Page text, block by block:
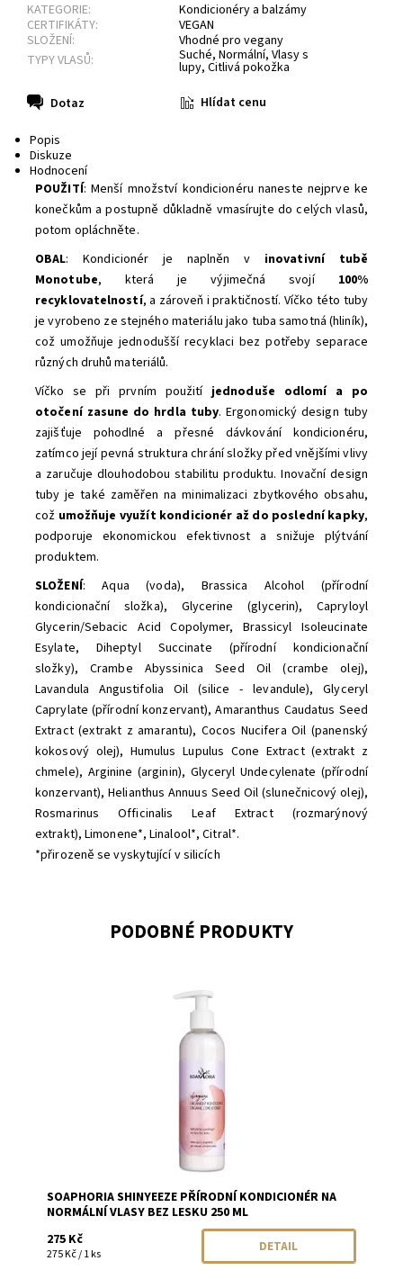
KATEGORIE:
Kondicionéry a balzámy
CERTIFIKÁTY:
VEGAN
SLOŽENÍ:
Vhodné pro vegany
TYPY VLASŮ:
Suché, Normální, Vlasy s
lupy, Citlivá pokožka
Dotaz
Hlídat cenu
Popis
Diskuze
Hodnocení
POUŽITÍ: Menší množství kondicionéru naneste nejprve ke
konečkům a postupně důkladně vmasírujte do celých vlasů,
potom opláchněte.
OBAL: Kondicionér je naplněn v inovativní tubě
Monotube, která je výjimečná svojí 100%
recyklovatelností, a zároveň i praktičností. Víčko této tuby
je vyrobeno ze stejného materiálu jako tuba samotná (hliník),
což umožňuje jednodušší recyklaci bez potřeby separace
různých druhů materiálů.
Víčko se při prvním použití jednoduše odlomí a po
otočení zasune do hrdla tuby. Ergonomický design tuby
zajišťuje pohodlné a přesné dávkování kondicionéru,
zatímco její pevná struktura chrání složky před vnějšími vlivy
a zaručuje dlouhodobou stabilitu produktu. Inovační design
tuby je také zaměřen na minimalizaci zbytkového obsahu,
což umožňuje využít kondicionér až do poslední kapky,
podporuje ekonomickou efektivnost a snižuje plýtvání
produktem.
SLOŽENÍ: Aqua (voda), Brassica Alcohol (přírodní
kondicionační složka), Glycerine (glycerin), Capryloyl
Glycerin/Sebacic Acid Copolymer, Brassicyl Isoleucinate
Esylate, Diheptyl Succinate (přírodní kondicionační
složky),
Crambe Abyssinica Seed Oil (crambe olej),
Lavandula Angustifolia Oil (silice - levandule),Glyceryl
Caprylate (přírodní konzervant), Amaranthus Caudatus Seed
Extract (extrakt z amarantu), Cocos Nucifera Oil (panenský
kokosový olej), Humulus Lupulus Cone Extract (extrakt z
chmele), Arginine (arginin), Glyceryl Undecylenate (přírodní
konzervant), Helianthus Annuus Seed Oil (slunečnicový olej),
Rosmarinus Officinalis Leaf Extract (rozmarýnový
extrakt), Limonene*, Linalool*,Citral*.
*přirozeně se vyskytující v silicích
PODOBNÉ PRODUKTY
Momentálně vyprodáno
Soaphoria
SOAPHORIA SHINYEEZE PŘÍRODNÍ KONDICIONÉR NA
NORMÁLNÍ VLASY BEZ LESKU 250 ML
275 Kč
275 Kč / 1 ks DETAIL